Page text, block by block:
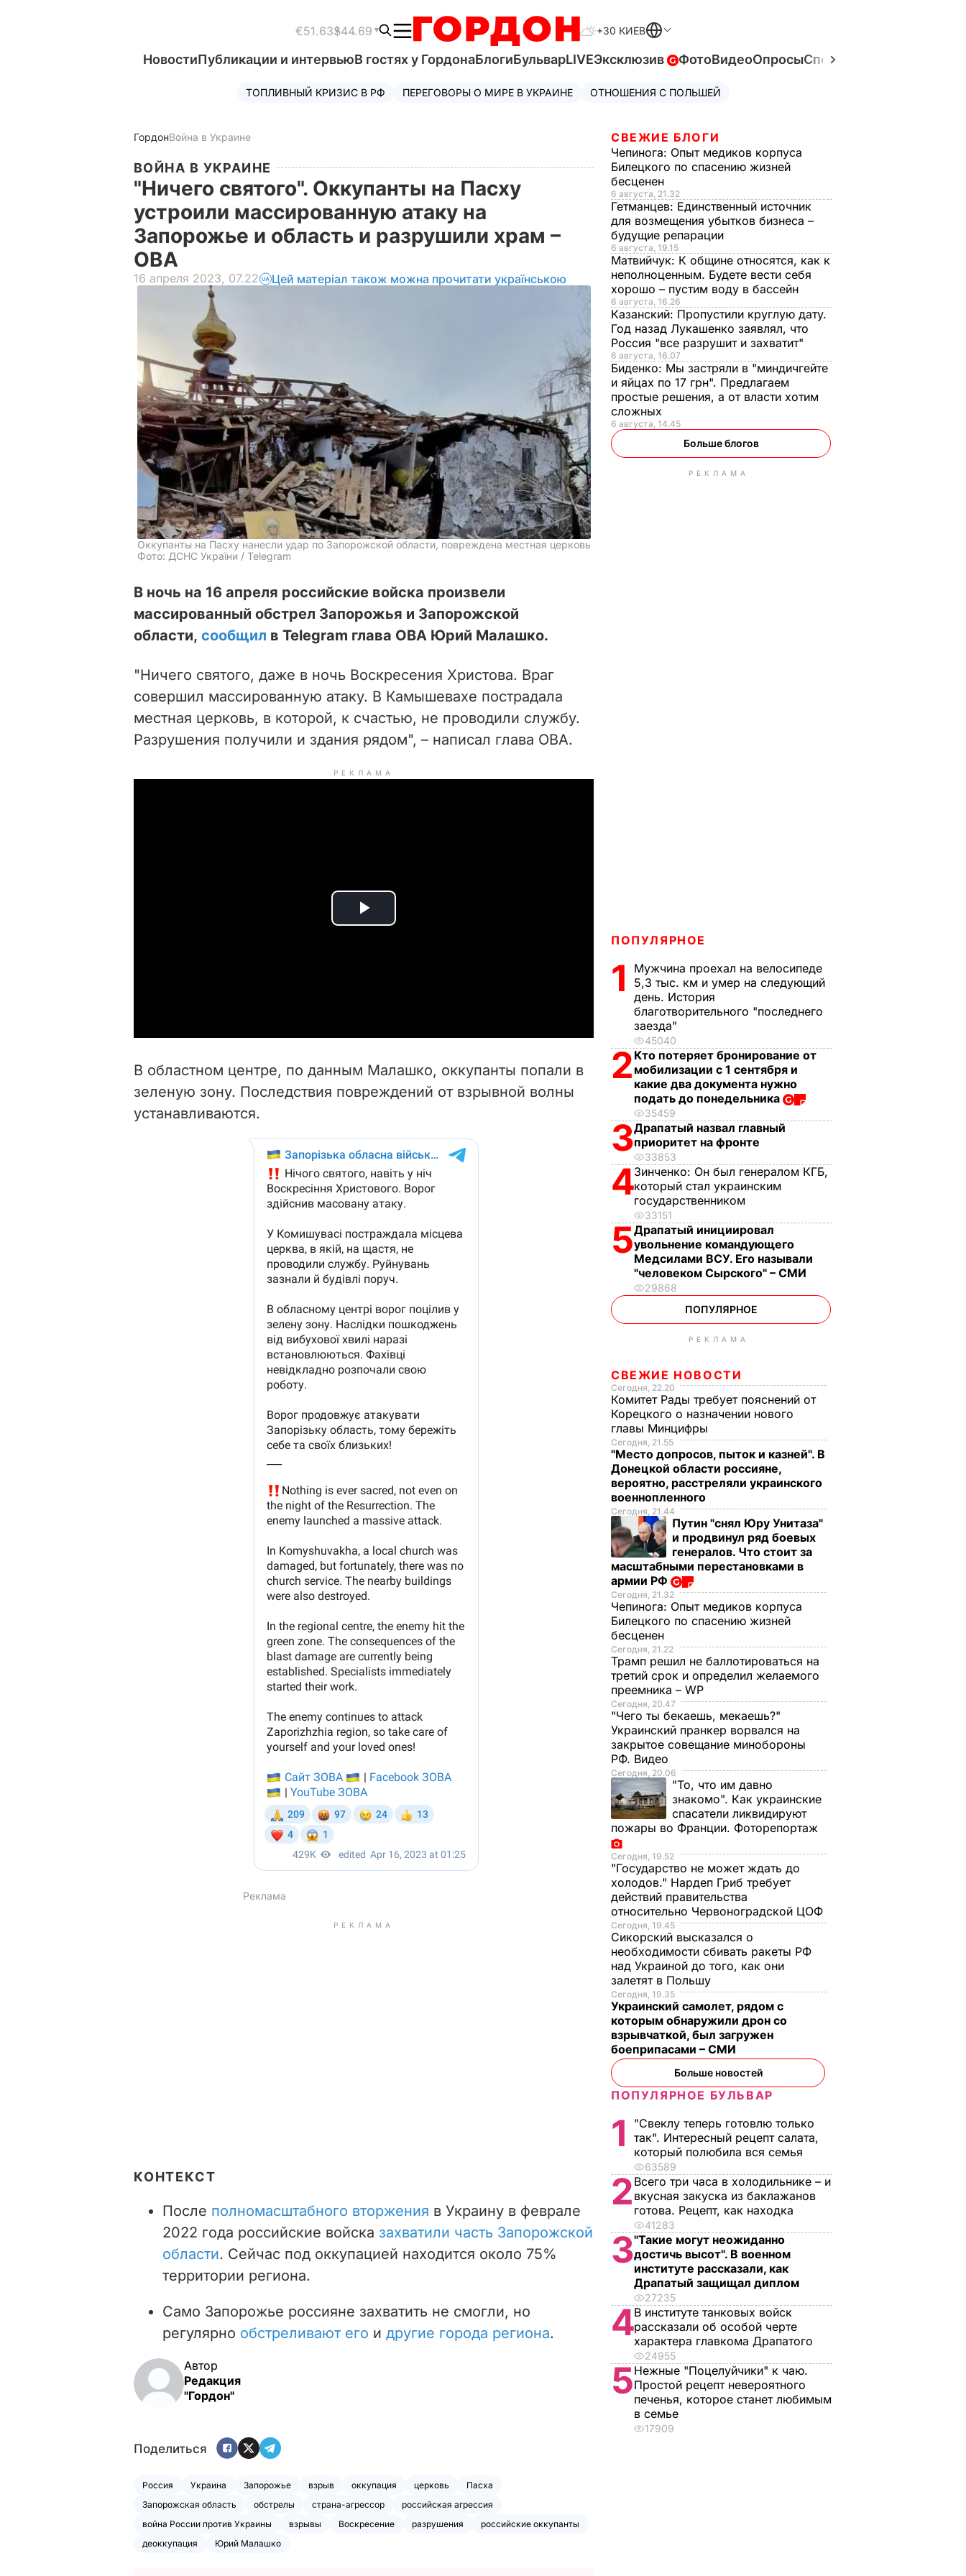
€51.63$44.69 +30 КИЕВ
НовостиПубликации и интервьюВ гостях у ГордонаБлогиБульварLIVEЭксклюзив ФотоВидеоОпросыСпецпроекты
ТОПЛИВНЫЙ КРИЗИС В РФ ПЕРЕГОВОРЫ О МИРЕ В УКРАИНЕ ОТНОШЕНИЯ С ПОЛЬШЕЙ
ГордонВойна в Украине
ВОЙНА В УКРАИНЕ
"Ничего святого". Оккупанты на Пасху
устроили массированную атаку на
Запорожье и область и разрушили храм –
ОВА
16 апреля 2023, 07.22 Цей матеріал також можна прочитати українською
Оккупанты на Пасху нанесли удар по Запорожской области, повреждена местная церковь
Фото: ДСНС України / Telegram
В ночь на 16 апреля российские войска произвели
массированный обстрел Запорожья и Запорожской
области, сообщил в Telegram глава ОВА Юрий Малашко.
"Ничего святого, даже в ночь Воскресения Христова. Враг
совершил массированную атаку. В Камышевахе пострадала
местная церковь, в которой, к счастью, не проводили службу.
Разрушения получили и здания рядом", – написал глава ОВА.
РЕКЛАМА
P
i
e
o
В областном центре, по данным Малашко, оккупанты попали в
зеленую зону. Последствия повреждений от взрывной волны
устанавливаются.
РЕКЛАМА
КОНТЕКСТ
После полномасштабного вторжения в Украину в феврале
2022 года российские войска захватили часть Запорожской
области. Сейчас под оккупацией находится около 75%
территории региона.
Само Запорожье россияне захватить не смогли, но
регулярно обстреливают его и другие города региона.
Автор
Редакция
"Гордон"
Поделиться
Россия Украина Запорожье взрыв оккупация церковь
Пасха
Запорожская область
обстрелы страна-агрессор
российская агрессия
война России против Украины
взрывы Воскресение разрушения
российские оккупанты
деоккупация
Юрий Малашко
СВЕЖИЕ БЛОГИ
Чепинога: Опыт медиков корпуса
Билецкого по спасению жизней
бесценен
6 августа, 21.32
Гетманцев: Единственный источник
для возмещения убытков бизнеса –
будущие репарации
6 августа, 19.15
Матвийчук: К общине относятся, как к
неполноценным. Будете вести себя
хорошо – пустим воду в бассейн
6 августа, 16.26
Казанский: Пропустили круглую дату.
Год назад Лукашенко заявлял, что
Россия "все разрушит и захватит"
6 августа, 16.07
Биденко: Мы застряли в "миндичгейте
и яйцах по 17 грн". Предлагаем
простые решения, а от власти хотим
сложных
6 августа, 14.45
Больше блогов
РЕКЛАМА
ПОПУЛЯРНОЕ
1
Мужчина проехал на велосипеде
5,3 тыс. км и умер на следующий
день. История
благотворительного "последнего
заезда"
45040
2 Кто потеряет бронирование от
мобилизации с 1 сентября и
какие два документа нужно
подать до понедельника
35459
3Драпатый назвал главный
приоритет на фронте
33853
4Зинченко: Он был генералом КГБ,
который стал украинским
государственником
33151
5Драпатый инициировал
увольнение командующего
Медсилами ВСУ. Его называли
"человеком Сырского" – СМИ
29868
ПОПУЛЯРНОЕ
РЕКЛАМА
СВЕЖИЕ НОВОСТИ
Сегодня, 22.20
Комитет Рады требует пояснений от
Корецкого о назначении нового
главы Минцифры
Сегодня, 21.55
"Место допросов, пыток и казней". В
Донецкой области россияне,
вероятно, расстреляли украинского
военнопленного
Сегодня, 21.44
Путин "снял Юру Унитаза"
и продвинул ряд боевых
генералов. Что стоит за
масштабными перестановками в
армии РФ
Сегодня, 21.32
Чепинога: Опыт медиков корпуса
Билецкого по спасению жизней
бесценен
Сегодня, 21.22
Трамп решил не баллотироваться на
третий срок и определил желаемого
преемника – WP
Сегодня, 20.47
"Чего ты бекаешь, мекаешь?"
Украинский пранкер ворвался на
закрытое совещание минобороны
РФ. Видео
Сегодня, 20.06
"То, что им давно
знакомо". Как украинские
спасатели ликвидируют
пожары во Франции. Фоторепортаж
Сегодня, 19.52
"Государство не может ждать до
холодов." Нардеп Гриб требует
действий правительства
относительно Червоноградской ЦОФ
Сегодня, 19.45
Сикорский высказался о
необходимости сбивать ракеты РФ
над Украиной до того, как они
залетят в Польшу
Сегодня, 19.35
Украинский самолет, рядом с
которым обнаружили дрон со
взрывчаткой, был загружен
боеприпасами – СМИ
Больше новостей
ПОПУЛЯРНОЕ БУЛЬВАР
1
"Свеклу теперь готовлю только
так". Интересный рецепт салата,
который полюбила вся семья
63589
2 Всего три часа в холодильнике – и
вкусная закуска из баклажанов
готова. Рецепт, как находка
41283
3"Такие могут неожиданно
достичь высот". В военном
институте рассказали, как
Драпатый защищал диплом
27235
4В институте танковых войск
рассказали об особой черте
характера главкома Драпатого
24955
5Нежные "Поцелуйчики" к чаю.
Простой рецепт невероятного
печенья, которое станет любимым
в семье
17909